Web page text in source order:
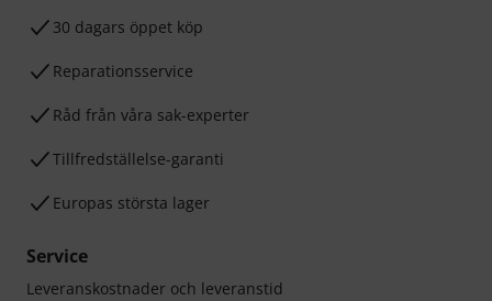
30 dagars öppet köp
Reparationsservice
Råd från våra sak-experter
Tillfredställelse-garanti
Europas största lager
Service
Leveranskostnader och leveranstid